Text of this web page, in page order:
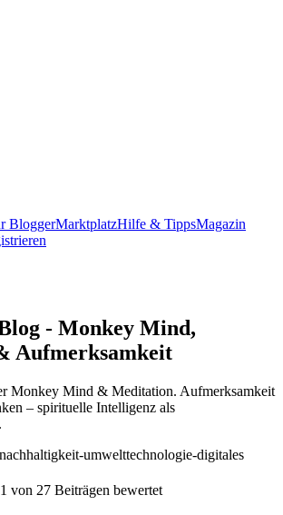
BloggerMarktplatzHilfe & TippsMagazin
- Monkey Mind,
Aufmerksamkeit
Monkey Mind & Meditation. Aufmerksamkeit
– spirituelle Intelligenz als
nachhaltigkeit-umwelttechnologie-digitales
von 27 Beiträgen bewertet